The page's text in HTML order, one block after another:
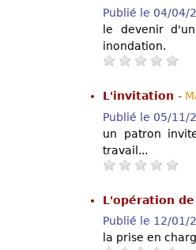
Publié le 04/04/
le devenir
inondation.
L'invitation -
Publié le 05/11/
un patron
travail...
L'opération de
Publié le 12/01/
la prise en